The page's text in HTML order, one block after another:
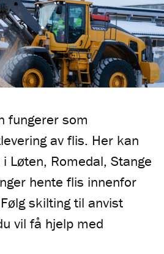
fungerer som
av flis. Her kan
Løten, Romedal, Stange
hente flis innenfor
skilting til anvist
vil få hjelp med